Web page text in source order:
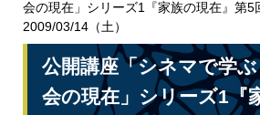
会の現在」シリーズ1『家族の現在』第5
2009/03/14（土）
公開講座「シネマで学
会の現在」シリーズ1『